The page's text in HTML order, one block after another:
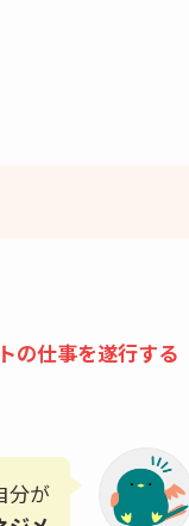
の仕事を遂行する
分が